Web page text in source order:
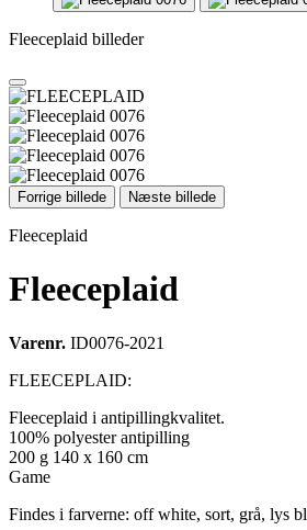
Fleeceplaid billeder
Forrige billede Næste billede
Fleeceplaid
Fleeceplaid
Varenr. ID0076-2021
FLEECEPLAID:
Fleeceplaid i antipillingkvalitet.
100% polyester antipilling
200 g 140 x 160 cm
Game
Findes i farverne: off white, sort, grå, lys